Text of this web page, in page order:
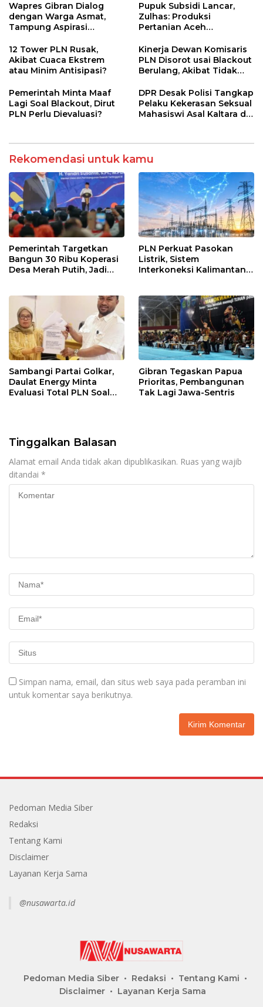
Wapres Gibran Dialog
dengan Warga Asmat,
Tampung Aspirasi
Perempuan Adat
Pupuk Subsidi Lancar,
Zulhas: Produksi
Pertanian Aceh
12 Tower PLN Rusak,
Akibat Cuaca Ekstrem
atau Minim Antisipasi?
Kinerja Dewan Komisaris
PLN Disorot usai Blackout
Berulang, Akibat Tidak
Pemerintah Minta Maaf
Lagi Soal Blackout, Dirut
PLN Perlu Dievaluasi?
DPR Desak Polisi Tangkap
Pelaku Kekerasan Seksual
Mahasiswi Asal Kaltara di
Rekomendasi untuk kamu
Pemerintah Targetkan
Bangun 30 Ribu Koperasi
Desa Merah Putih, Jadi
Desa
PLN Perkuat Pasokan
Listrik, Sistem
Interkoneksi Kalimantan
Sambangi Partai Golkar,
Daulat Energy Minta
Evaluasi Total PLN Soal
Gibran Tegaskan Papua
Prioritas, Pembangunan
Tak Lagi Jawa-Sentris
Tinggalkan Balasan
Alamat email Anda tidak akan dipublikasikan. Ruas yang wajib
ditandai *
Simpan nama, email, dan situs web saya pada peramban ini
untuk komentar saya berikutnya.
Pedoman Media Siber
Redaksi
Tentang Kami
Disclaimer
Layanan Kerja Sama
@nusawarta.id
Pedoman Media Siber Redaksi
Tentang Kami
Disclaimer
Layanan Kerja Sama